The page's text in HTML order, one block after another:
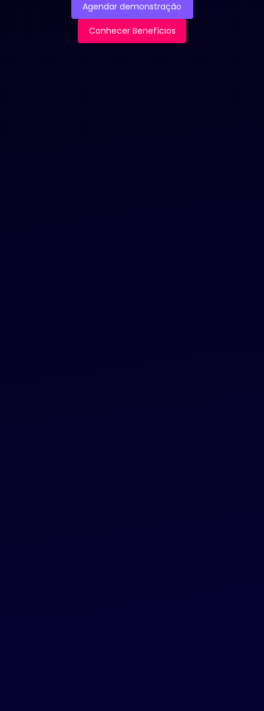
Agendar demonstração
Conhecer Benefícios